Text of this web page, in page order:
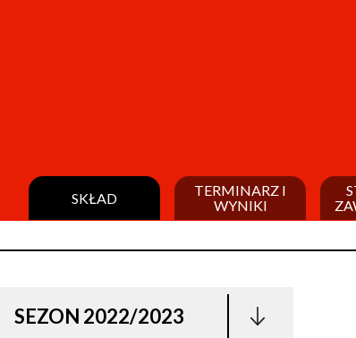
SKŁAD
TERMINARZ I
WYNIKI
SEZON 2022/2023